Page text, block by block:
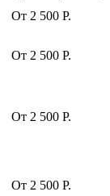
От 2 500 Р.
От 2 500 Р.
От 2 500 Р.
От 2 500 Р.